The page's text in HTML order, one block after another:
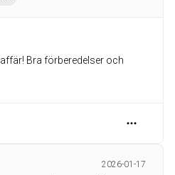
Bra förberedelser och
2026-01-17